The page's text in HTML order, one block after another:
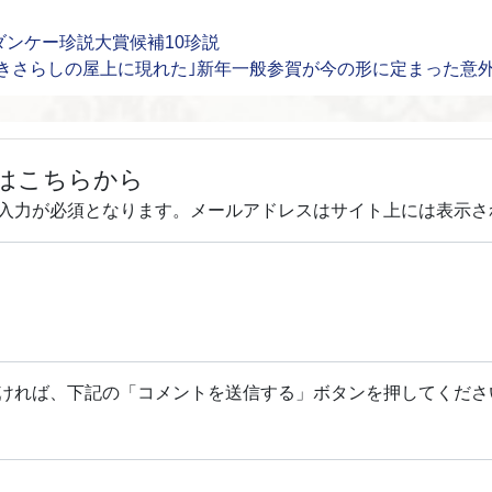
ケー珍説大賞候補10珍説
さらしの屋上に現れた｣新年一般参賀が今の形に定まった意
こちらから
力が必須となります。メールアドレスはサイト上には表示
れば、下記の「コメントを送信する」ボタンを押してくだ